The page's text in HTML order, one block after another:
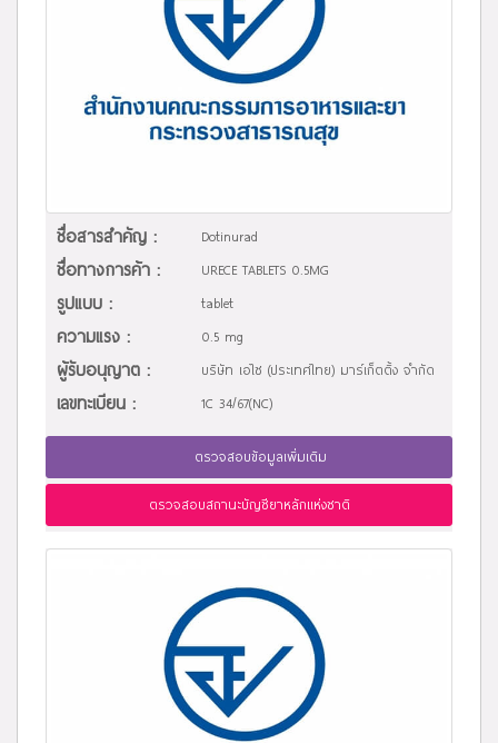
ชื่อสารสำคัญ : Dotinurad
ชื่อทางการค้า : URECE TABLETS 0.5MG
รูปแบบ : tablet
ความแรง : 0.5 mg
ผู้รับอนุญาต : บริษัท เอไซ (ประเทศไทย) มาร์เก็ตติ้ง จำกัด
เลขทะเบียน : 1C 34/67(NC)
ตรวจสอบข้อมูลเพิ่มเติม
ตรวจสอบสถานะบัญชียาหลักแห่งชาติ